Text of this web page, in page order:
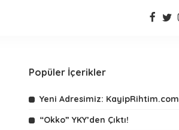
Popüler İçerikler
Yeni Adresimiz: KayipRihtim.com
“Okko” YKY’den Çıktı!